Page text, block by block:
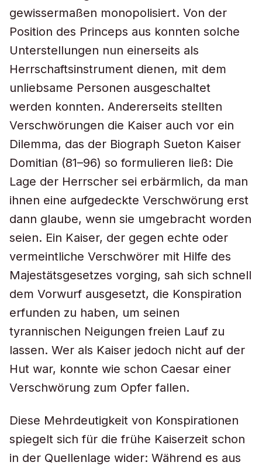
gewissermaßen monopolisiert. Von der
Position des Princeps aus konnten solche
Unterstellungen nun einerseits als
Herrschaftsinstrument dienen, mit dem
unliebsame Personen ausgeschaltet
werden konnten. Andererseits stellten
Verschwörungen die Kaiser auch vor ein
Dilemma, das der Biograph Sueton Kaiser
Domitian (81–96) so formulieren ließ: Die
Lage der Herrscher sei erbärmlich, da man
ihnen eine aufgedeckte Verschwörung erst
dann glaube, wenn sie umgebracht worden
seien. Ein Kaiser, der gegen echte oder
vermeintliche Verschwörer mit Hilfe des
Majestätsgesetzes vorging, sah sich schnell
dem Vorwurf ausgesetzt, die Konspiration
erfunden zu haben, um seinen
tyrannischen Neigungen freien Lauf zu
lassen. Wer als Kaiser jedoch nicht auf der
Hut war, konnte wie schon Caesar einer
Verschwörung zum Opfer fallen.
Diese Mehrdeutigkeit von Konspirationen
spiegelt sich für die frühe Kaiserzeit schon
in der Quellenlage wider: Während es aus